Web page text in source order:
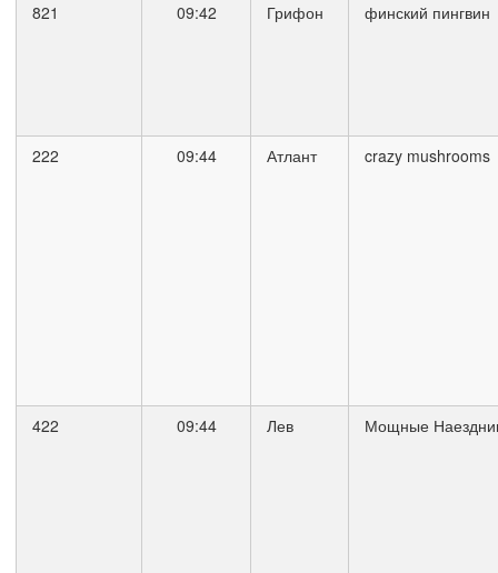
821 09:42 Грифон финский пингвин
222 09:44 Атлант crazy mushrooms
422 09:44 Лев Мощные